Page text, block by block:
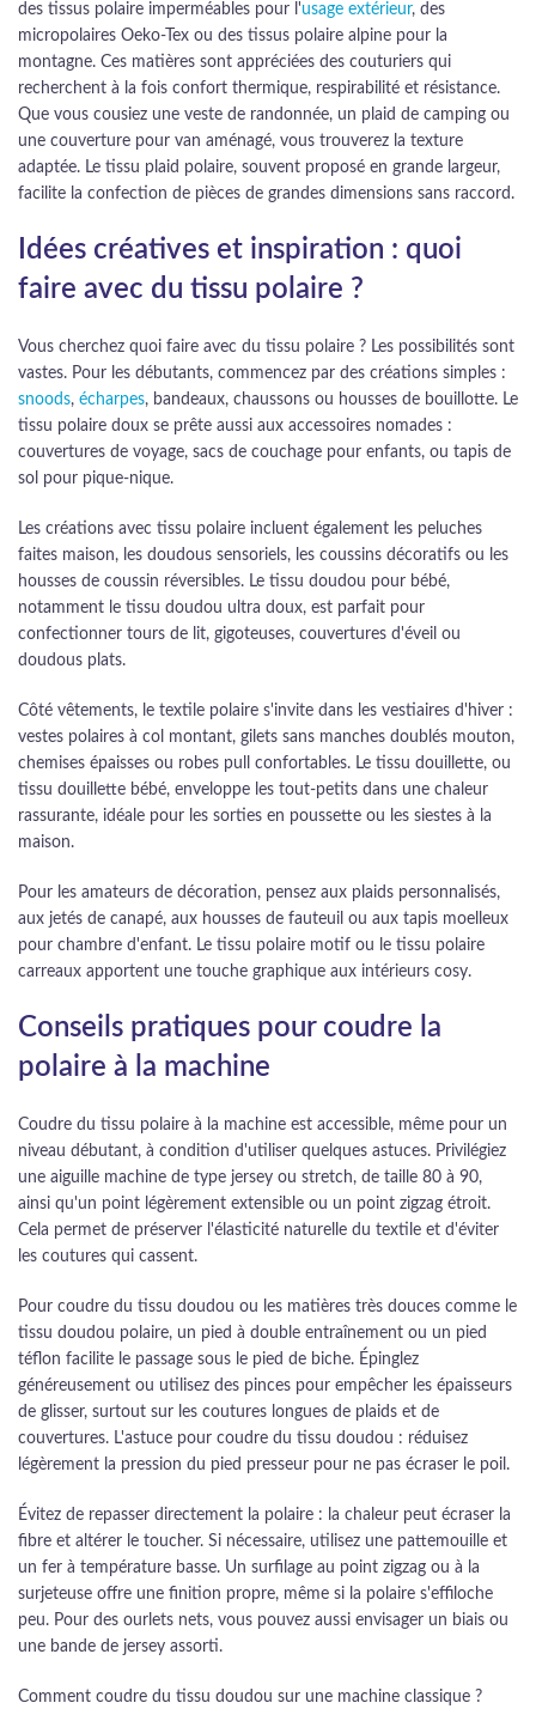
des tissus polaire imperméables pour l'usage extérieur, des
micropolaires Oeko-Tex ou des tissus polaire alpine pour la
montagne. Ces matières sont appréciées des couturiers qui
recherchent à la fois confort thermique, respirabilité et résistance.
Que vous cousiez une veste de randonnée, un plaid de camping ou
une couverture pour van aménagé, vous trouverez la texture
adaptée. Le tissu plaid polaire, souvent proposé en grande largeur,
facilite la confection de pièces de grandes dimensions sans raccord.
Idées créatives et inspiration : quoi
faire avec du tissu polaire ?
Vous cherchez quoi faire avec du tissu polaire ? Les possibilités sont
vastes. Pour les débutants, commencez par des créations simples :
snoods, écharpes, bandeaux, chaussons ou housses de bouillotte. Le
tissu polaire doux se prête aussi aux accessoires nomades :
couvertures de voyage, sacs de couchage pour enfants, ou tapis de
sol pour pique-nique.
Les créations avec tissu polaire incluent également les peluches
faites maison, les doudous sensoriels, les coussins décoratifs ou les
housses de coussin réversibles. Le tissu doudou pour bébé,
notamment le tissu doudou ultra doux, est parfait pour
confectionner tours de lit, gigoteuses, couvertures d'éveil ou
doudous plats.
Côté vêtements, le textile polaire s'invite dans les vestiaires d'hiver :
vestes polaires à col montant, gilets sans manches doublés mouton,
chemises épaisses ou robes pull confortables. Le tissu douillette, ou
tissu douillette bébé, enveloppe les tout-petits dans une chaleur
rassurante, idéale pour les sorties en poussette ou les siestes à la
maison.
Pour les amateurs de décoration, pensez aux plaids personnalisés,
aux jetés de canapé, aux housses de fauteuil ou aux tapis moelleux
pour chambre d'enfant. Le tissu polaire motif ou le tissu polaire
carreaux apportent une touche graphique aux intérieurs cosy.
Conseils pratiques pour coudre la
polaire à la machine
Coudre du tissu polaire à la machine est accessible, même pour un
niveau débutant, à condition d'utiliser quelques astuces. Privilégiez
une aiguille machine de type jersey ou stretch, de taille 80 à 90,
ainsi qu'un point légèrement extensible ou un point zigzag étroit.
Cela permet de préserver l'élasticité naturelle du textile et d'éviter
les coutures qui cassent.
Pour coudre du tissu doudou ou les matières très douces comme le
tissu doudou polaire, un pied à double entraînement ou un pied
téflon facilite le passage sous le pied de biche. Épinglez
généreusement ou utilisez des pinces pour empêcher les épaisseurs
de glisser, surtout sur les coutures longues de plaids et de
couvertures. L'astuce pour coudre du tissu doudou : réduisez
légèrement la pression du pied presseur pour ne pas écraser le poil.
Évitez de repasser directement la polaire : la chaleur peut écraser la
fibre et altérer le toucher. Si nécessaire, utilisez une pattemouille et
un fer à température basse. Un surfilage au point zigzag ou à la
surjeteuse offre une finition propre, même si la polaire s'effiloche
peu. Pour des ourlets nets, vous pouvez aussi envisager un biais ou
une bande de jersey assorti.
Comment coudre du tissu doudou sur une machine classique ?